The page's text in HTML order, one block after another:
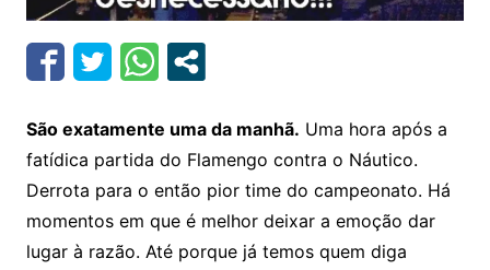
São exatamente uma da manhã. Uma hora após a
fatídica partida do Flamengo contra o Náutico.
Derrota para o então pior time do campeonato. Há
momentos em que é melhor deixar a emoção dar
lugar à razão. Até porque já temos quem diga